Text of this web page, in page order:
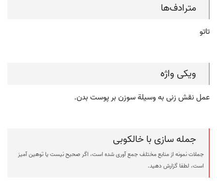
مترادف‌ها
تاتو
ویکی واژه
عمل نقش زنی به وسیلة سوزن بر پوست بدن.
جمله سازی با خالکوبی
جملات نمونه از منابع مختلف جمع آوری شده است، اگر صحیح نیست یا توهین آمیز
است، لطفا گزارش دهید.